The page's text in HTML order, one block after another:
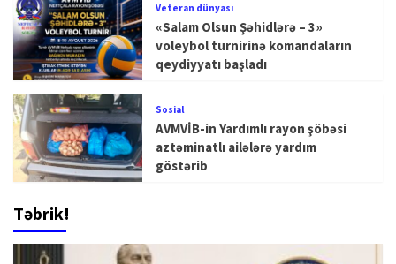
Veteran dünyası
«Salam Olsun Şəhidlərə – 3»
voleybol turnirinə komandaların
qeydiyyatı başladı
Sosial
AVMVİB-in Yardımlı rayon şöbəsi
aztəminatlı ailələrə yardım
göstərib
Təbrik!